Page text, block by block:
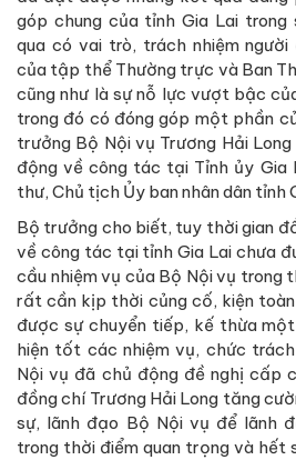
góp chung của tỉnh Gia Lai
qua có vai trò, trách nhiệm
của tập thể Thường trực và Ban
cũng như là sự nỗ lực vượt bậc
trong đó có đóng góp một phần
trưởng Bộ Nội vụ Trương Hải
động về công tác tại Tỉnh ủy Gia
thư, Chủ tịch Ủy ban nhân dân tỉnh
Bộ trưởng cho biết, tuy thời gian
về công tác tại tỉnh Gia Lai chưa
cầu nhiệm vụ của Bộ Nội vụ trong
rất cần kịp thời củng cố, kiện
được sự chuyển tiếp, kế thừa
hiện tốt các nhiệm vụ, chức
Nội vụ đã chủ động đề nghị cấp
đồng chí Trương Hải Long tăng
sự, lãnh đạo Bộ Nội vụ để lãnh
trong thời điểm quan trọng và hết